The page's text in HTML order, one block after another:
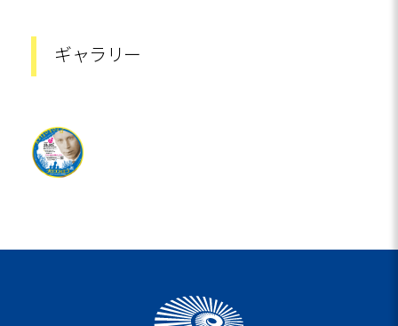
ギャラリー